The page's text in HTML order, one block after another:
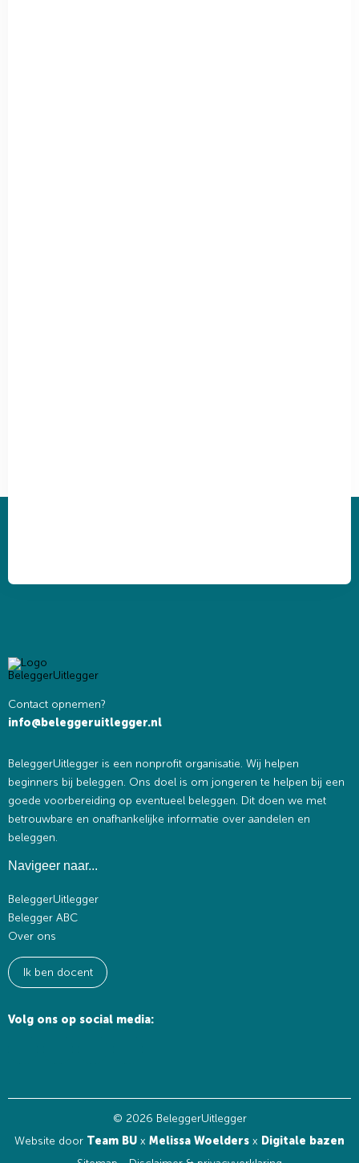
Contact opnemen?
info@beleggeruitlegger.nl
BeleggerUitlegger is een nonprofit organisatie. Wij helpen
beginners bij beleggen. Ons doel is om jongeren te helpen bij een
goede voorbereiding op eventueel beleggen. Dit doen we met
betrouwbare en onafhankelijke informatie over aandelen en
beleggen.
Navigeer naar...
BeleggerUitlegger
Belegger ABC
Over ons
Ik ben docent
Volg ons op social media:
© 2026 BeleggerUitlegger
Website door Team BU x Melissa Woelders x Digitale bazen